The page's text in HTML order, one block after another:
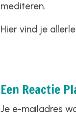
mediteren.
Hier vind je
Een Reactie
Je e-mailadres